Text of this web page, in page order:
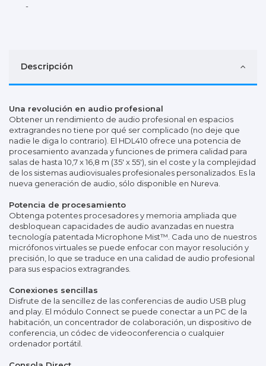
-
Descripción
Una revolución en audio profesional
Obtener un rendimiento de audio profesional en espacios
extragrandes no tiene por qué ser complicado (no deje que
nadie le diga lo contrario). El HDL410 ofrece una potencia de
procesamiento avanzada y funciones de primera calidad para
salas de hasta 10,7 x 16,8 m (35' x 55'), sin el coste y la complejidad
de los sistemas audiovisuales profesionales personalizados. Es la
nueva generación de audio, sólo disponible en Nureva.
Potencia de procesamiento
Obtenga potentes procesadores y memoria ampliada que
desbloquean capacidades de audio avanzadas en nuestra
tecnología patentada Microphone Mist™. Cada uno de nuestros
micrófonos virtuales se puede enfocar con mayor resolución y
precisión, lo que se traduce en una calidad de audio profesional
para sus espacios extragrandes.
Conexiones sencillas
Disfrute de la sencillez de las conferencias de audio USB plug
and play. El módulo Connect se puede conectar a un PC de la
habitación, un concentrador de colaboración, un dispositivo de
conferencia, un códec de videoconferencia o cualquier
ordenador portátil.